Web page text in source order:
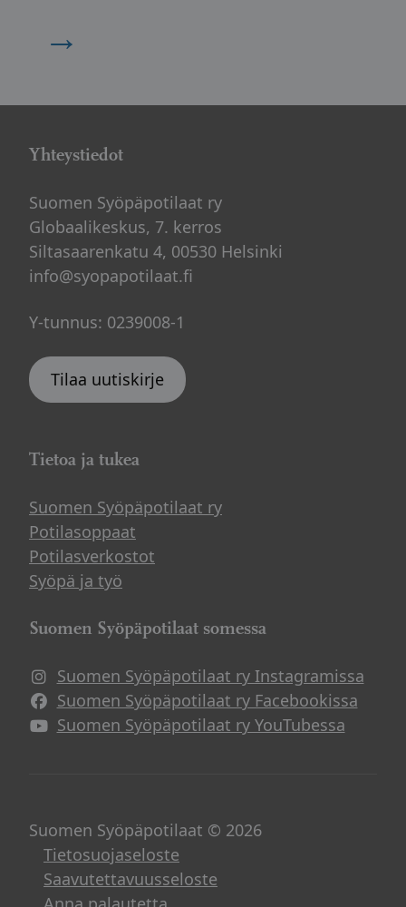
→
Yhteystiedot
Suomen Syöpäpotilaat ry
Globaalikeskus, 7. kerros
Siltasaarenkatu 4, 00530 Helsinki
info@syopapotilaat.fi
Y-tunnus: 0239008-1
Tilaa uutiskirje
Tietoa ja tukea
Suomen Syöpäpotilaat ry
Potilasoppaat
Potilasverkostot
Syöpä ja työ
Suomen Syöpäpotilaat somessa
Suomen Syöpäpotilaat ry Instagramissa
Suomen Syöpäpotilaat ry Facebookissa
Suomen Syöpäpotilaat ry YouTubessa
Suomen Syöpäpotilaat © 2026
Tietosuojaseloste
Saavutettavuusseloste